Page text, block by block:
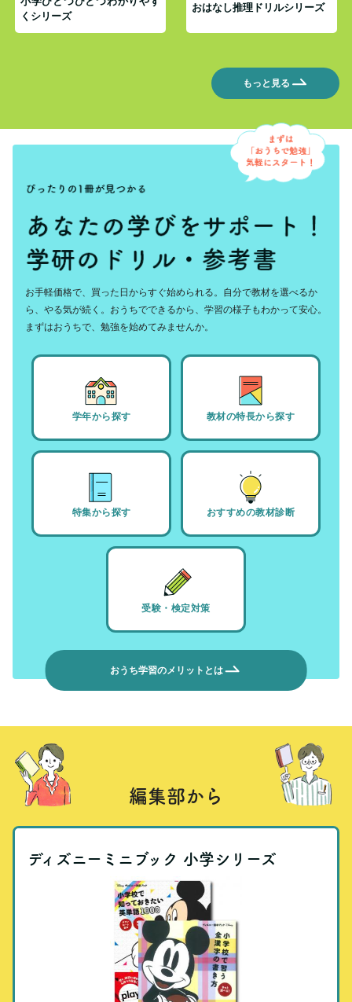
くシリーズ
おはなし推理ドリルシリーズ
もっと見る
お手軽価格で、買った日からすぐ始められる。自分で教材を選べるか
ら、やる気が続く。おうちでできるから、学習の様子もわかって安心。
まずはおうちで、勉強を始めてみませんか。
学年から探す 教材の特長から探す
特集から探す おすすめの教材診断
受験・検定対策
おうち学習のメリットとは
編集部から
ディズニーミニブック 小学シリーズ